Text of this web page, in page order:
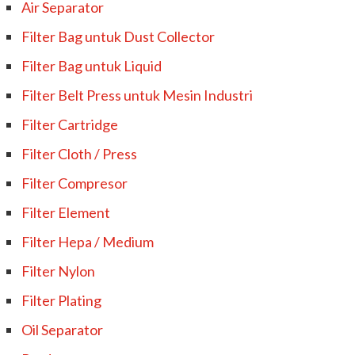
Air Separator
Filter Bag untuk Dust Collector
Filter Bag untuk Liquid
Filter Belt Press untuk Mesin Industri
Filter Cartridge
Filter Cloth / Press
Filter Compresor
Filter Element
Filter Hepa / Medium
Filter Nylon
Filter Plating
Oil Separator